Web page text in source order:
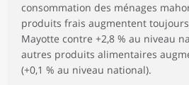
consommation des ménages
produits frais augmentent
Mayotte contre +2,8 % au niveau
autres produits alimentaires
(+0,1 % au niveau national).